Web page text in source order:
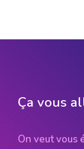
Ça vous
On veut vous